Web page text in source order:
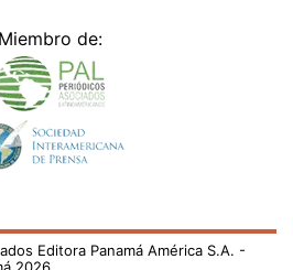
Miembro de:
Editora Panamá América S.A. -
2026.